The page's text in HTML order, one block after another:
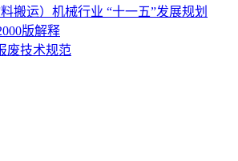
搬运）机械行业 “十一五”发展规划
版解释
废技术规范